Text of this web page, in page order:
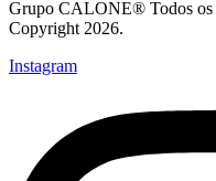
Grupo CALONE® Todos os
Copyright 2026.
Instagram